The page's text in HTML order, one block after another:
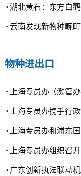
湖北黄石：东方白
云南发现新物种畹
物种进出口
上海专员办和浦东
广东创新执法联动